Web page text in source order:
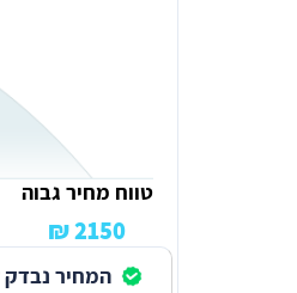
טווח מחיר גבוה
2150 ₪
המחיר נבדק